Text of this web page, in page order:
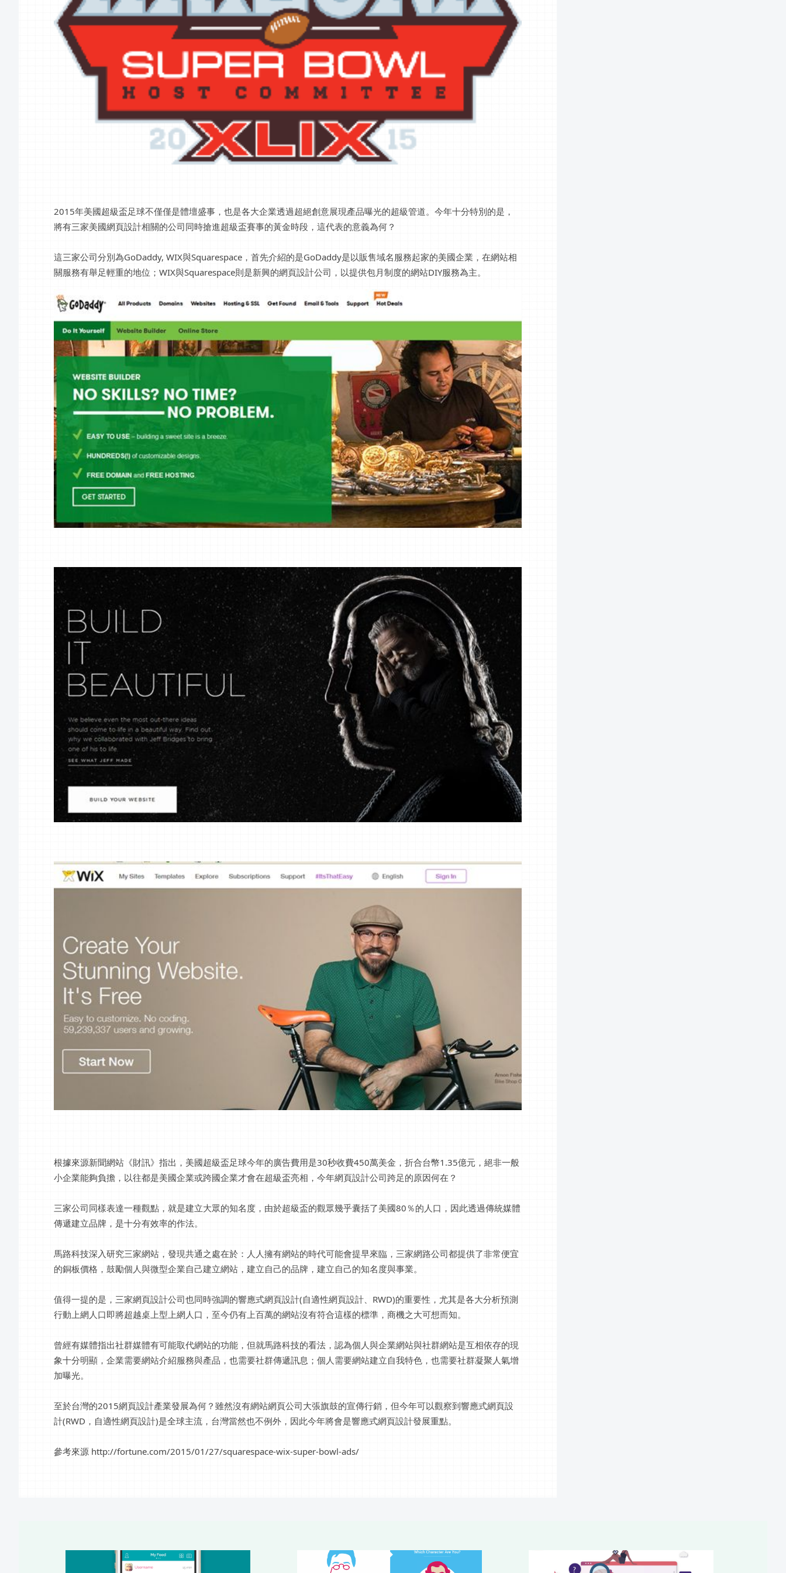
2015年美國超級盃足球不僅僅是體壇盛事，也是各大企業透過超絕創意展現產品曝光的超級管道。今年十分特別的是，
將有三家美國網頁設計相關的公司同時搶進超級盃賽事的黃金時段，這代表的意義為何？
這三家公司分別為GoDaddy, WIX與Squarespace，首先介紹的是GoDaddy是以販售域名服務起家的美國企業，在網站相
關服務有舉足輕重的地位；WIX與Squarespace則是新興的網頁設計公司，以提供包月制度的網站DIY服務為主。
根據來源新聞網站《財訊》指出，美國超級盃足球今年的廣告費用是30秒收費450萬美金，折合台幣1.35億元，絕非一般
小企業能夠負擔，以往都是美國企業或跨國企業才會在超級盃亮相，今年網頁設計公司跨足的原因何在？
三家公司同樣表達一種觀點，就是建立大眾的知名度，由於超級盃的觀眾幾乎囊括了美國80％的人口，因此透過傳統媒體
傳遞建立品牌，是十分有效率的作法。
馬路科技深入研究三家網站，發現共通之處在於：人人擁有網站的時代可能會提早來臨，三家網路公司都提供了非常便宜
的銅板價格，鼓勵個人與微型企業自己建立網站，建立自己的品牌，建立自己的知名度與事業。
值得一提的是，三家網頁設計公司也同時強調的響應式網頁設計(自適性網頁設計、RWD)的重要性，尤其是各大分析預測
行動上網人口即將超越桌上型上網人口，至今仍有上百萬的網站沒有符合這樣的標準，商機之大可想而知。
曾經有媒體指出社群媒體有可能取代網站的功能，但就馬路科技的看法，認為個人與企業網站與社群網站是互相依存的現
象十分明顯，企業需要網站介紹服務與產品，也需要社群傳遞訊息；個人需要網站建立自我特色，也需要社群凝聚人氣增
加曝光。
至於台灣的2015網頁設計產業發展為何？雖然沒有網站網頁公司大張旗鼓的宣傳行銷，但今年可以觀察到響應式網頁設
計(RWD，自適性網頁設計)是全球主流，台灣當然也不例外，因此今年將會是響應式網頁設計發展重點。
參考來源 http://fortune.com/2015/01/27/squarespace-wix-super-bowl-ads/